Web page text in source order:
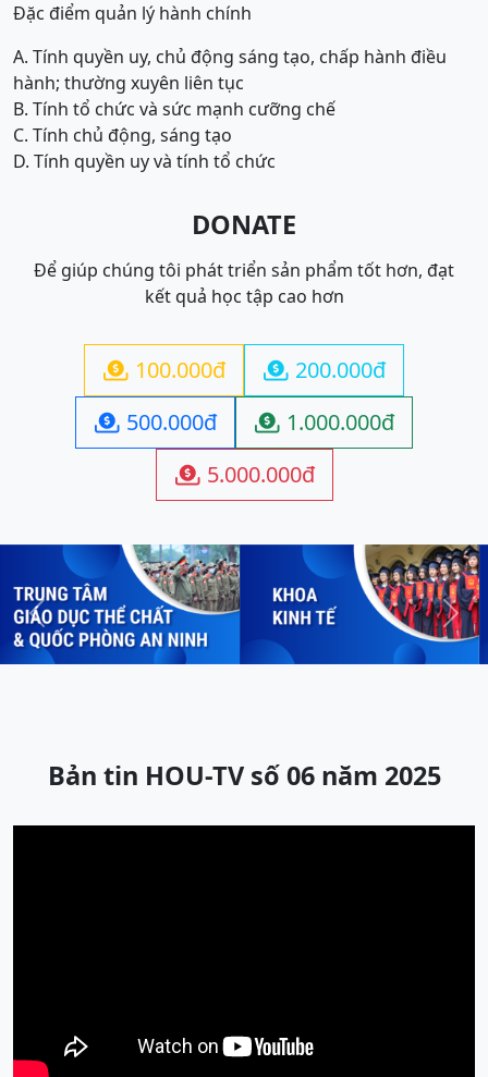
Đặc điểm quản lý hành chính
A. Tính quyền uy, chủ động sáng tạo, chấp hành điều
hành; thường xuyên liên tục
B. Tính tổ chức và sức mạnh cưỡng chế
C. Tính chủ động, sáng tạo
D. Tính quyền uy và tính tổ chức
DONATE
Để giúp chúng tôi phát triển sản phẩm tốt hơn, đạt
kết quả học tập cao hơn
 100.000đ  200.000đ
 500.000đ  1.000.000đ
 5.000.000đ
Previous Next
Bản tin HOU-TV số 06 năm 2025